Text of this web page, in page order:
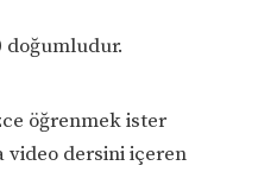
doğumludur.
öğrenmek ister
video dersini içeren